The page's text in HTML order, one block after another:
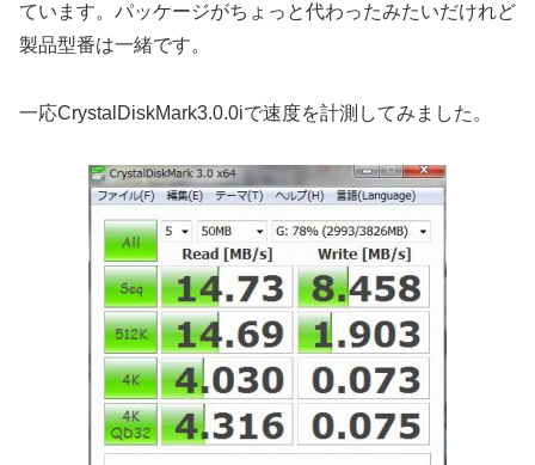
ています。パッケージがちょっと代わったみたいだけれど
製品型番は一緒です。
一応CrystalDiskMark3.0.0iで速度を計測してみました。